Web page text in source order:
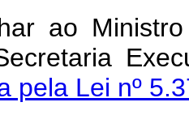
ao
Secretaria
pela Lei nº